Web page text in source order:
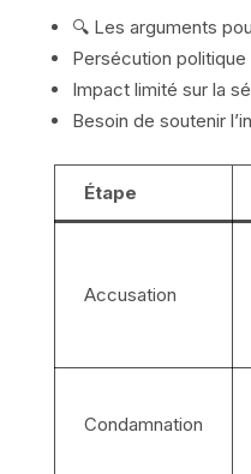
🔍 Les arguments
Persécution politique
Impact limité sur la
Besoin de soutenir
Étape
Accusation
Condamnation